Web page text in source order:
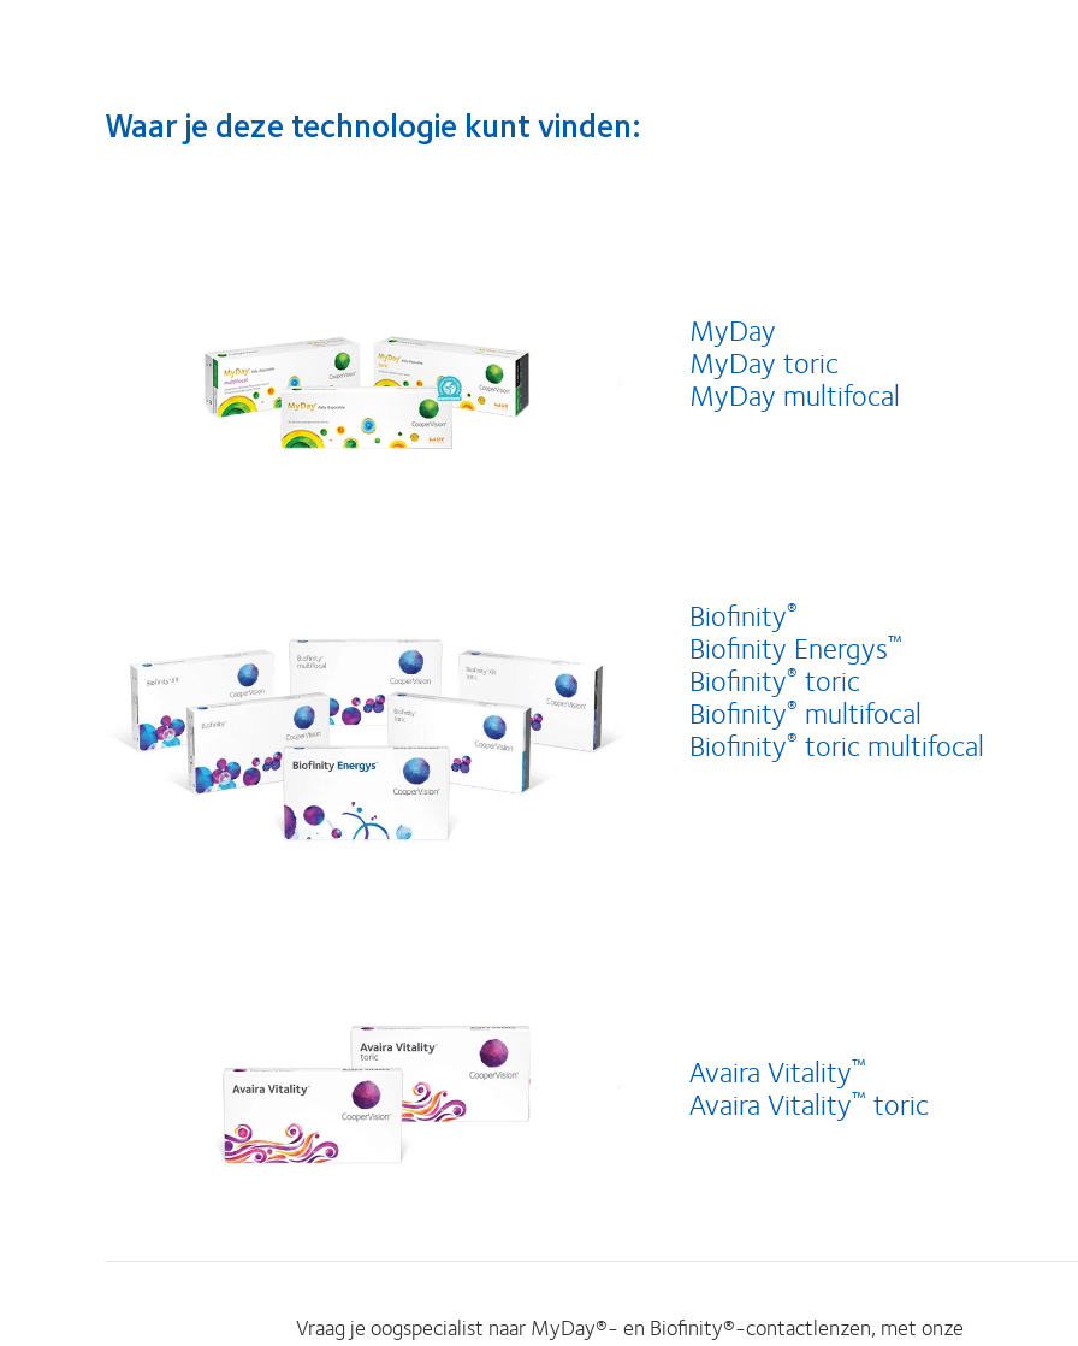
Waar je deze technologie kunt vinden:
MyDay
MyDay toric
MyDay multifocal
Biofinity®
Biofinity Energys™
Biofinity® toric
Biofinity® multifocal
Biofinity® toric multifocal
Avaira Vitality™
AvairaVitality™ toric
Vraag je oogspecialist naar MyDay®- en Biofinity®-contactlenzen, met onze